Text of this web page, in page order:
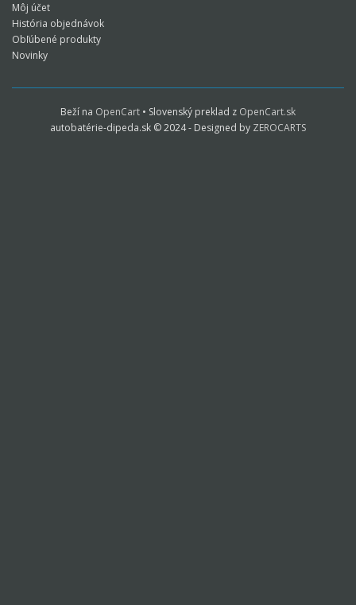
Môj účet
História objednávok
Obľúbené produkty
Novinky
Beží na OpenCart • Slovenský preklad z OpenCart.sk
autobatérie-dipeda.sk © 2024 - Designed by ZEROCARTS